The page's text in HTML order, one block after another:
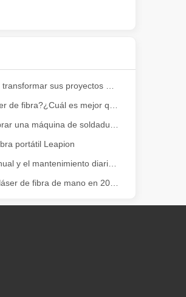
o parte de una operación de
portátil Leapion